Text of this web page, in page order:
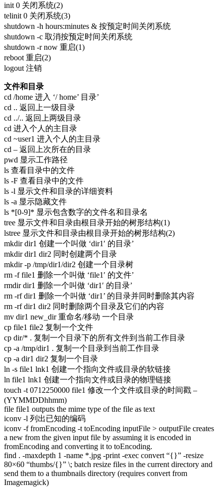
init 0 关闭系统(2)
telinit 0 关闭系统(3)
shutdown -h hours:minutes & 按预定时间关闭系统
shutdown -c 取消按预定时间关闭系统
shutdown -r now 重启(1)
reboot 重启(2)
logout 注销
文件和目录
cd /home 进入 ‘/ home’ 目录’
cd .. 返回上一级目录
cd ../.. 返回上两级目录
cd 进入个人的主目录
cd ~user1 进入个人的主目录
cd – 返回上次所在的目录
pwd 显示工作路径
ls 查看目录中的文件
ls -F 查看目录中的文件
ls -l 显示文件和目录的详细资料
ls -a 显示隐藏文件
ls *[0-9]* 显示包含数字的文件名和目录名
tree 显示文件和目录由根目录开始的树形结构(1)
lstree 显示文件和目录由根目录开始的树形结构(2)
mkdir dir1 创建一个叫做 ‘dir1′ 的目录’
mkdir dir1 dir2 同时创建两个目录
mkdir -p /tmp/dir1/dir2 创建一个目录树
rm -f file1 删除一个叫做 ‘file1′ 的文件’
rmdir dir1 删除一个叫做 ‘dir1′ 的目录’
rm -rf dir1 删除一个叫做 ‘dir1’ 的目录并同时删除其内容
rm -rf dir1 dir2 同时删除两个目录及它们的内容
mv dir1 new_dir 重命名/移动 一个目录
cp file1 file2 复制一个文件
cp dir/* . 复制一个目录下的所有文件到当前工作目录
cp -a /tmp/dir1 . 复制一个目录到当前工作目录
cp -a dir1 dir2 复制一个目录
ln -s file1 lnk1 创建一个指向文件或目录的软链接
ln file1 lnk1 创建一个指向文件或目录的物理链接
touch -t 0712250000 file1 修改一个文件或目录的时间戳 –
(YYMMDDhhmm)
file file1 outputs the mime type of the file as text
iconv -l 列出已知的编码
iconv -f fromEncoding -t toEncoding inputFile > outputFile creates
a new from the given input file by assuming it is encoded in
fromEncoding and converting it to toEncoding.
find . -maxdepth 1 -name *.jpg -print -exec convert “{}” -resize
80×60 “thumbs/{}” \; batch resize files in the current directory and
send them to a thumbnails directory (requires convert from
Imagemagick)